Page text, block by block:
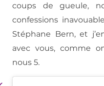
coups de gueule,
confessions
Stéphane Bern, et
avec vous, comme
nous 5.